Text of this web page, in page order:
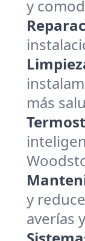
y
más
y
averías